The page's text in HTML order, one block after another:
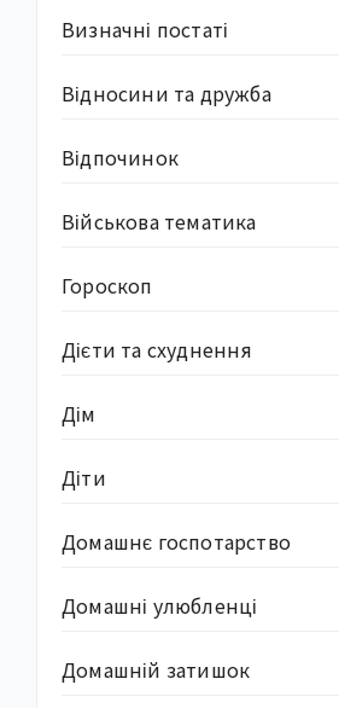
Визначні постаті
Відносини та дружба
Відпочинок
Військова тематика
Гороскоп
Дієти та схуднення
Дім
Діти
Домашнє госпотарство
Домашні улюбленці
Домашній затишок